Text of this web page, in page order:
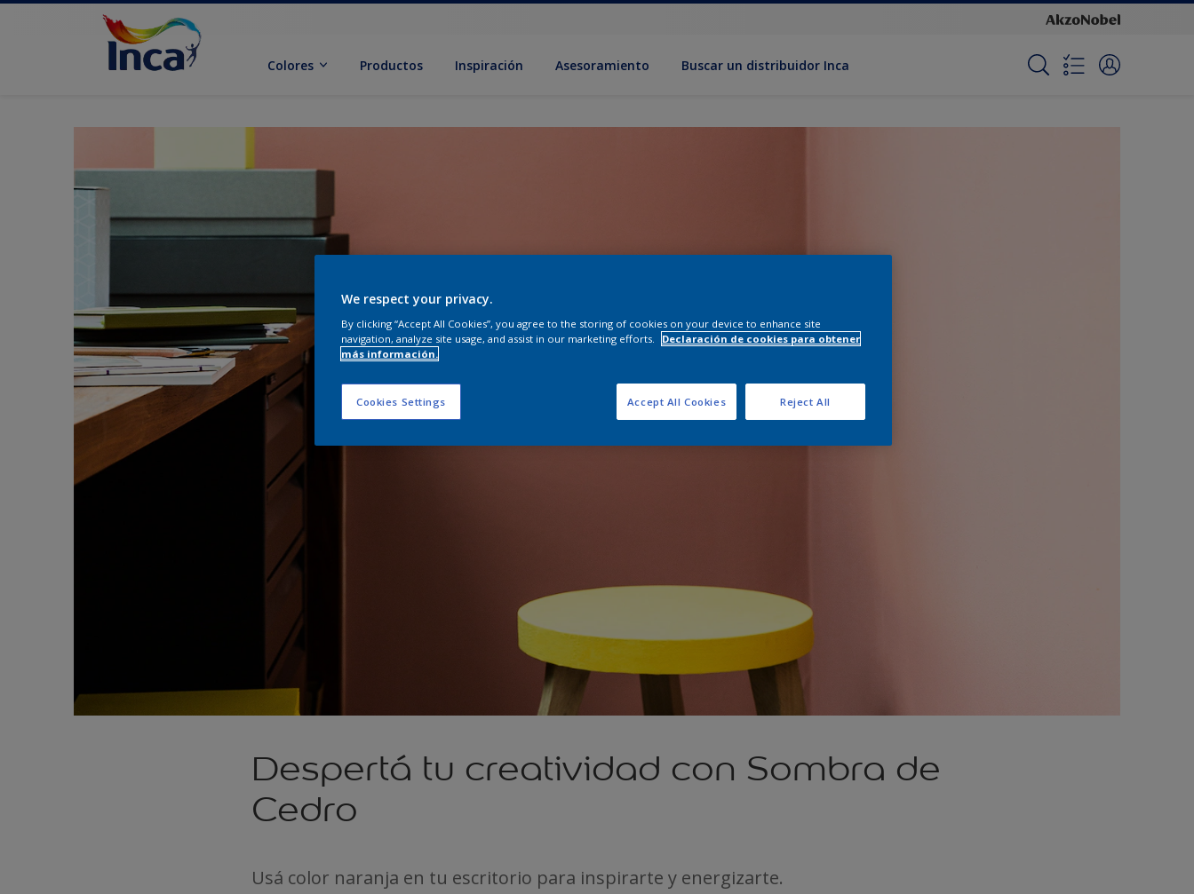
Colores Productos Inspiración Asesoramiento Buscar un distribuidor Inca
Despertá tu creatividad con Sombra de
Cedro
Usá color naranja en tu escritorio para inspirarte y energizarte.
We respect your privacy.
By clicking “Accept All Cookies”, you agree to the storing of cookies on your device to enhance site
navigation, analyze site usage, and assist in our marketing efforts.
Declaración de cookies para obtener
más información.
Cookies Settings Reject All
Accept All Cookies